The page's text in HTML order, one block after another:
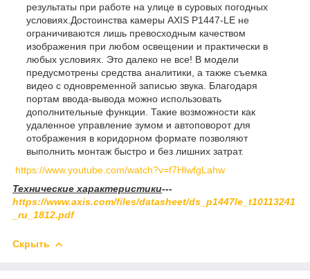
результаты при работе на улице в суровых погодных
условиях.Достоинства камеры AXIS P1447-LE не
ограничиваются лишь превосходным качеством
изображения при любом освещении и практически в
любых условиях. Это далеко не все! В модели
предусмотрены средства аналитики, а также съемка
видео с одновременной записью звука. Благодаря
портам ввода-вывода можно использовать
дополнительные функции. Такие возможности как
удаленное управление зумом и автоповорот для
отображения в коридорном формате позволяют
выполнить монтаж быстро и без лишних затрат.
https://www.youtube.com/watch?v=f7HlwfgLahw
Технические характеристики---
https://www.axis.com/files/datasheet/ds_p1447le_t10113241
_ru_1812.pdf
Скрыть